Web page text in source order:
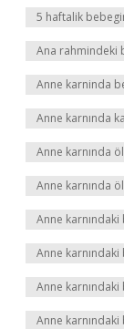
5 haftalik
Ana rahmindeki
Anne karninda
Anne karnında
Anne karnında
Anne karnında
Anne
Anne
Anne
Anne